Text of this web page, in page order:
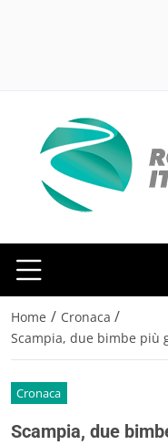
Home / Cronaca /
Scampia, due bimbe più
Cronaca
Scampia, due